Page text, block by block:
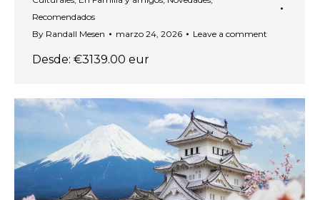
Recomendados
By Randall Mesen marzo 24, 2026 Leave a comment
Desde: €3139.00 eur